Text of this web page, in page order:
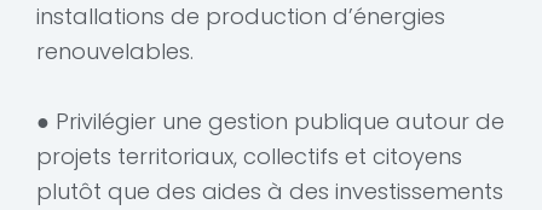
installations de production d’énergies
renouvelables.
● Privilégier une gestion publique autour de
projets territoriaux, collectifs et citoyens
plutôt que des aides à des investissements